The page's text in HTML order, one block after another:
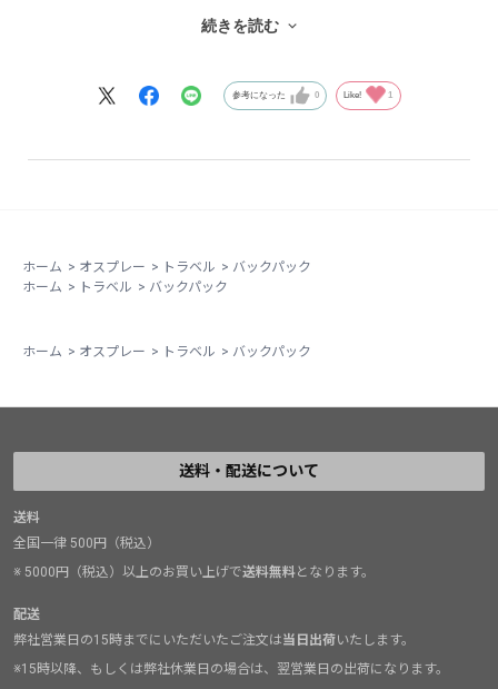
た時の安定性も良くなります。
飛行機預け荷物用でショルダーや腰パットがしまえる点
ノウハウが詰め込まれています。
続きを読む
参考になった 0 Like! 1
ホーム > オスプレー > トラベル > バックパック
ホーム > トラベル > バックパック
ホーム > オスプレー > トラベル > バックパック
送料・配送について
送料
全国一律 500円（税込）
※ 5000円（税込）以上のお買い上げで送料無料となります。
配送
弊社営業日の15時までにいただいたご注文は当日出荷いたします。
※15時以降、もしくは弊社休業日の場合は、翌営業日の出荷になります。